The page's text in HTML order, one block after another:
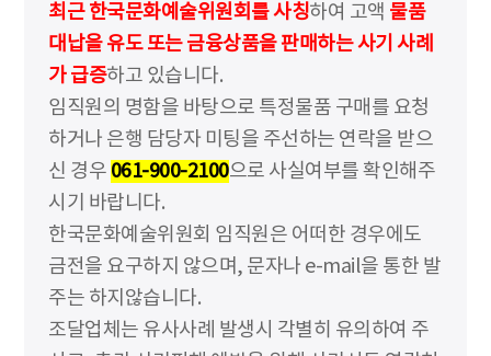
최근 한국문화예술위원회를 사칭하여 고액 물품
대납을 유도 또는 금융상품을 판매하는 사기 사례
가 급증하고 있습니다.
임직원의 명함을 바탕으로 특정물품 구매를 요청
하거나 은행 담당자 미팅을 주선하는 연락을 받으
신 경우 061-900-2100으로 사실여부를 확인해주
시기 바랍니다.
한국문화예술위원회 임직원은 어떠한 경우에도
금전을 요구하지 않으며, 문자나 e-mail을 통한 발
주는 하지않습니다.
조달업체는 유사사례 발생시 각별히 유의하여 주